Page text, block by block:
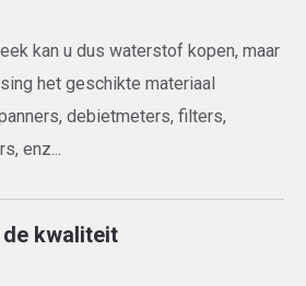
kan u dus waterstof kopen, maar
het geschikte materiaal
debietmeters, filters,
enz...
kwaliteit